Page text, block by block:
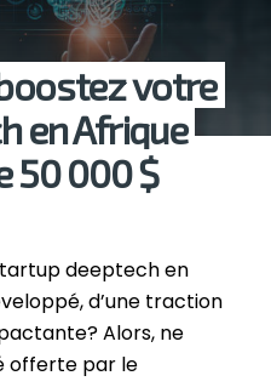
votre
en Afrique
50 000 $
deeptech en
d’une traction
Alors, ne
offerte par le